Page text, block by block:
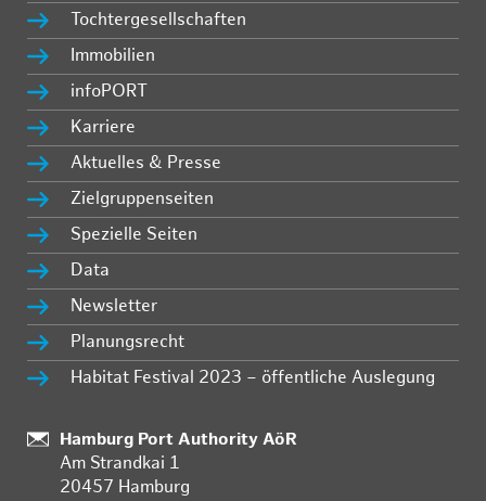
Tochtergesellschaften
Immobilien
infoPORT
Karriere
Aktuelles & Presse
Zielgruppenseiten
Spezielle Seiten
Data
Newsletter
Planungsrecht
Habitat Festival 2023 – öffentliche Auslegung
Standort:
Hamburg Port Authority AöR
Am Strandkai 1
20457 Hamburg